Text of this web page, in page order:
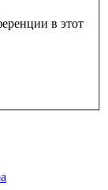
в этот